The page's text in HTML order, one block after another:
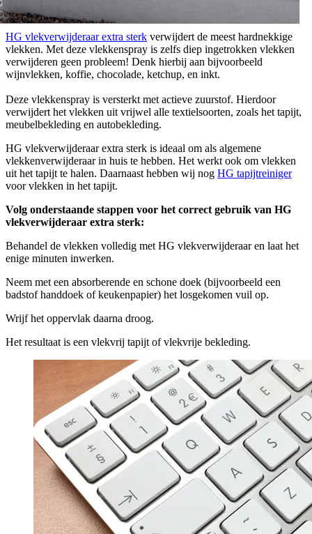
HG vlekverwijderaar extra sterk verwijdert de meest hardnekkige
vlekken. Met deze vlekkenspray is zelfs diep ingetrokken vlekken
verwijderen geen probleem! Denk hierbij aan bijvoorbeeld
wijnvlekken, koffie, chocolade, ketchup, en inkt.
Deze vlekkenspray is versterkt met actieve zuurstof. Hierdoor
verwijdert het vlekken uit vrijwel alle textielsoorten, zoals het tapijt,
meubelbekleding en autobekleding.
HG vlekverwijderaar extra sterk is ideaal om als algemene
vlekkenverwijderaar in huis te hebben. Het werkt ook om vlekken
uit het tapijt te halen. Daarnaast hebben wij nog HG tapijtreiniger
voor vlekken in het tapijt.
Volg onderstaande stappen voor het correct gebruik van HG
vlekverwijderaar extra sterk:
Behandel de vlekken volledig met HG vlekverwijderaar en laat het
enige minuten inwerken.
Neem met een absorberende en schone doek (bijvoorbeeld een
badstof handdoek of keukenpapier) het losgekomen vuil op.
Wrijf het oppervlak daarna droog.
Het resultaat is een vlekvrij tapijt of vlekvrije bekleding.